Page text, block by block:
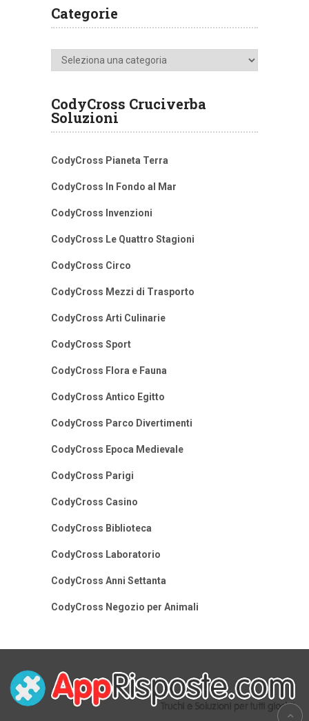
Categorie
Categorie
CodyCross Cruciverba
Soluzioni
CodyCross Pianeta Terra
CodyCross In Fondo al Mar
CodyCross Invenzioni
CodyCross Le Quattro Stagioni
CodyCross Circo
CodyCross Mezzi di Trasporto
CodyCross Arti Culinarie
CodyCross Sport
CodyCross Flora e Fauna
CodyCross Antico Egitto
CodyCross Parco Divertimenti
CodyCross Epoca Medievale
CodyCross Parigi
CodyCross Casino
CodyCross Biblioteca
CodyCross Laboratorio
CodyCross Anni Settanta
CodyCross Negozio per Animali